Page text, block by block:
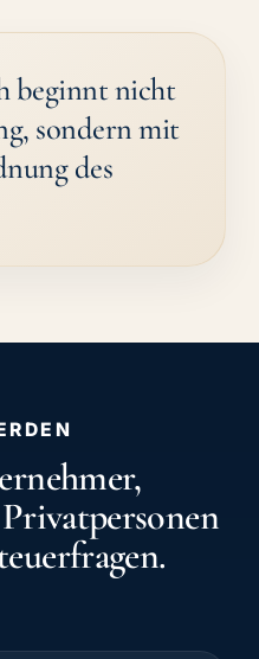
beginnt nicht
sondern mit
des